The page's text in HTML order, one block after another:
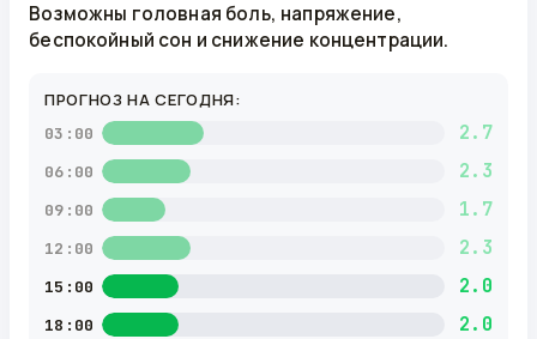
Возможны головная боль, напряжение,
беспокойный сон и снижение концентрации.
ПРОГНОЗ НА СЕГОДНЯ:
03:00 2.7
06:00 2.3
09:00 1.7
12:00 2.3
15:00 2.0
18:00 2.0